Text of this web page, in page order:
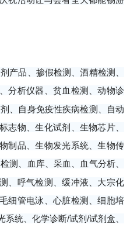
产品、掺假检测、酒精检测、
分析仪器、贫血检测、动物诊
、自身免疫性疾病检测、自动
志物、生化试剂、生物芯片、
制品、生物发光系统、生物传
测、血库、采血、血气分析、
、呼气检测、缓冲液、大宗化
细管电泳、心脏检测、细胞培
统、化学诊断/试剂/试剂盒、